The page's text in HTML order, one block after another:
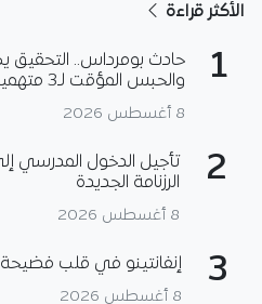
الأكثر قراءة
1
حادث بومرداس..
والحبس المؤقت لـ3 متهمين
8 أغسطس 2026
2
الرزنامة الجديدة
8 أغسطس 2026
3 إنفانتينو في قلب
8 أغسطس 2026